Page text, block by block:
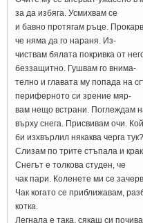
за да избяга. Усмихвам се
и бавно протягам ръце.
че няма да го нараня. Из-
чиствам бялата покривка от
беззащитно. Гушвам го внима-
телно и главата му попада на
периферното си зрение мяр-
вам нещо встрани. Поглеждам
върху снега. Присвивам очи. Кой
би изхвърлил някаква черга тук?
Слизам по трите стъпала и
Снегът е толкова студен, че
чак пари. Коленете ми се
Чак когато се приближавам,
котка.
Легнала е така, сякаш си